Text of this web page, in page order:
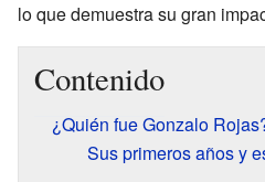
lo que demuestra su gran
Contenido
¿Quién fue Gonzalo
Sus primeros años y